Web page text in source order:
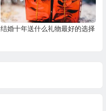
结婚十年送什么礼物最好的选择